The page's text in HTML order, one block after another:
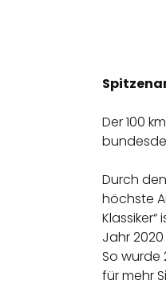
Der 100
Durch
höchste
Jahr
So wurde
für mehr